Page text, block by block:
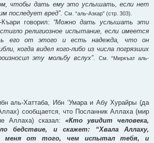
чтобы дать ему это услышать, если нет
последует вред”. См. “аль-Азкар” (стр. 303).
говорил: “Можно дать услышать эти
религиозное испытание, если имеется
его от этого и есть надежда, что он
когда видел кого-либо из числа погрязших
эту мольбу вслух”.
См. “Миркъат аль-
аль-Хаттаба, Ибн ‘Умара и Абу Хурайры (да
сообщается, что Посланник Аллаха (мир
Аллаха) сказал: «Кто увидит человека,
бедствие, и скажет: “Хвала Аллаху,
меня от того, чем испытал тебя, и